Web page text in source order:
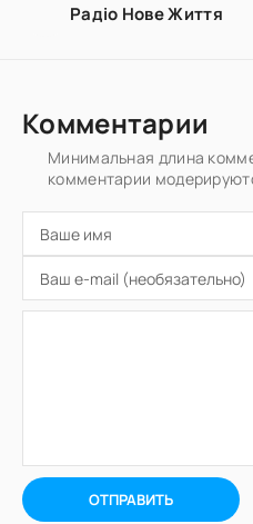
Радiо Нове Життя
Комментарии
Минимальная длина
комментарии
ОТПРАВИТЬ